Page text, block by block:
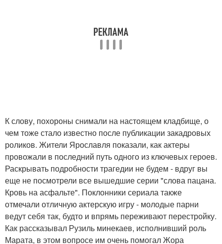
К слову, похороны снимали на настоящем кладбище, о
чем тоже стало известно после публикации закадровых
роликов. Жители Ярославля показали, как актеры
провожали в последний путь одного из ключевых героев.
Раскрывать подробности трагедии не будем - вдруг вы
еще не посмотрели все вышедшие серии "слова пацана.
Кровь на асфальте". Поклонники сериала также
отмечали отличную актерскую игру - молодые парни
ведут себя так, будто и впрямь переживают перестройку.
Как рассказывал Рузиль минекаев, исполнивший роль
Марата, в этом вопросе им очень помогал Жора